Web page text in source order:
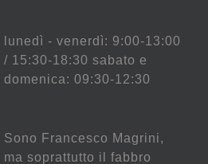
lunedì - venerdì: 9:00-13:00
/ 15:30-18:30 sabato e
domenica: 09:30-12:30
Sono Francesco Magrini,
ma soprattutto il fabbro